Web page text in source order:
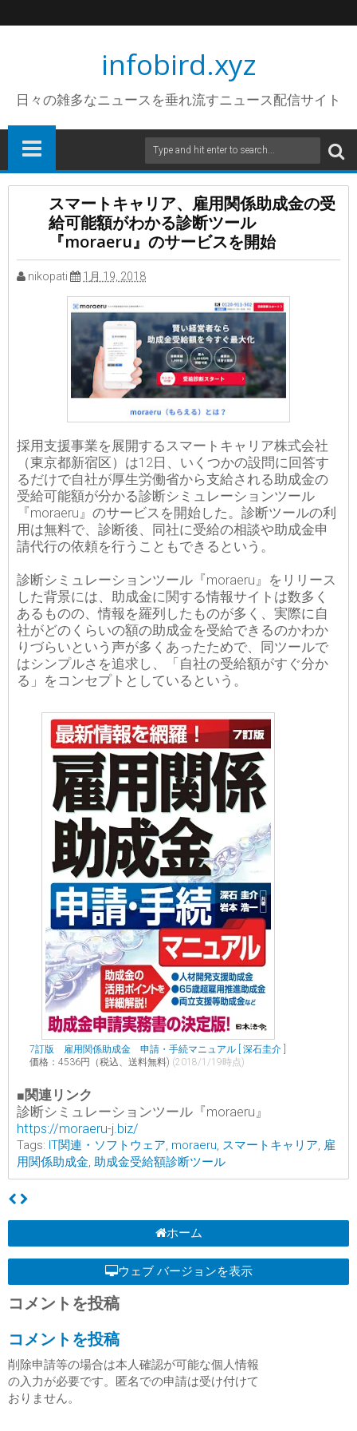
infobird.xyz
日々の雑多なニュースを垂れ流すニュース配信サイト
スマートキャリア、雇用関係助成金の受
給可能額がわかる診断ツール
『moraeru』のサービスを開始
nikopati 1月 19, 2018
採用支援事業を展開するスマートキャリア株式会社
（東京都新宿区）は12日、いくつかの設問に回答す
るだけで自社が厚生労働省から支給される助成金の
受給可能額が分かる診断シミュレーションツール
『moraeru』のサービスを開始した。診断ツールの利
用は無料で、診断後、同社に受給の相談や助成金申
請代行の依頼を行うこともできるという。
診断シミュレーションツール『moraeru』をリリース
した背景には、助成金に関する情報サイトは数多く
あるものの、情報を羅列したものが多く、実際に自
社がどのくらいの額の助成金を受給できるのかわか
りづらいという声が多くあったためで、同ツールで
はシンプルさを追求し、「自社の受給額がすぐ分か
る」をコンセプトとしているという。
7訂版 雇用関係助成金 申請・手続マニュアル [ 深石圭介 ]
価格：4536円（税込、送料無料) (2018/1/19時点)
■関連リンク
診断シミュレーションツール『moraeru』
https://moraeru-j.biz/
Tags: IT関連・ソフトウェア, moraeru, スマートキャリア, 雇
用関係助成金, 助成金受給額診断ツール
ホーム
ウェブ バージョンを表示
コメントを投稿
コメントを投稿
削除申請等の場合は本人確認が可能な個人情報
の入力が必要です。匿名での申請は受け付けて
おりません。